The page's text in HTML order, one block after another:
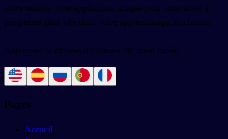
votre mobile. Une application unique pour vous aider à
progresser plus vite dans votre apprentissage du chinois.
Apprendre le chinois n'a jamais été aussi facile.
Pages
Accueil